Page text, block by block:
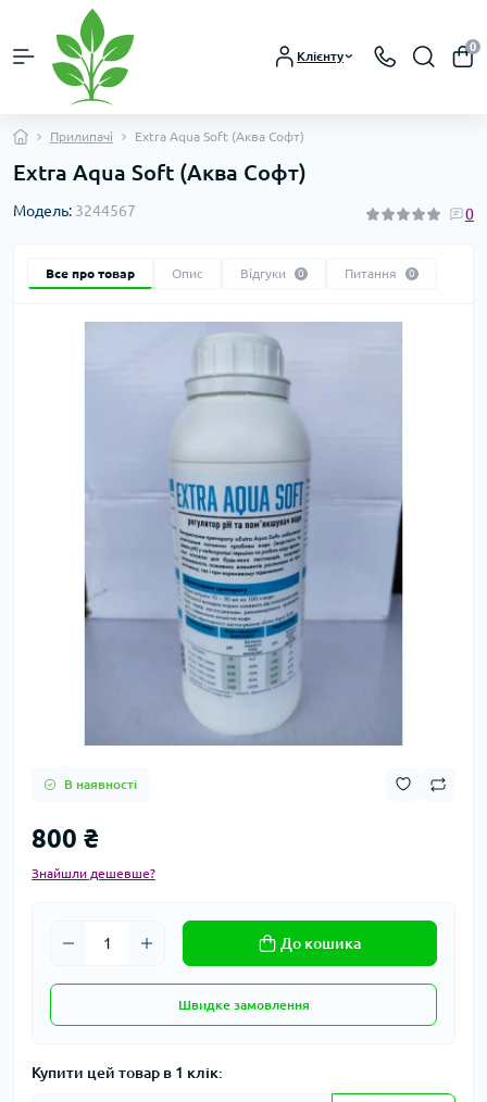
Клієнту
0
Прилипачі Extra Aqua Soft (Аква Софт)
Extra Aqua Soft (Аква Софт)
Модель: 3244567 0
Все про товар Опис Відгуки 0 Питання 0
В наявності
800 ₴
Знайшли дешевше?
До кошика
Швидке замовлення
Купити цей товар в 1 клік: